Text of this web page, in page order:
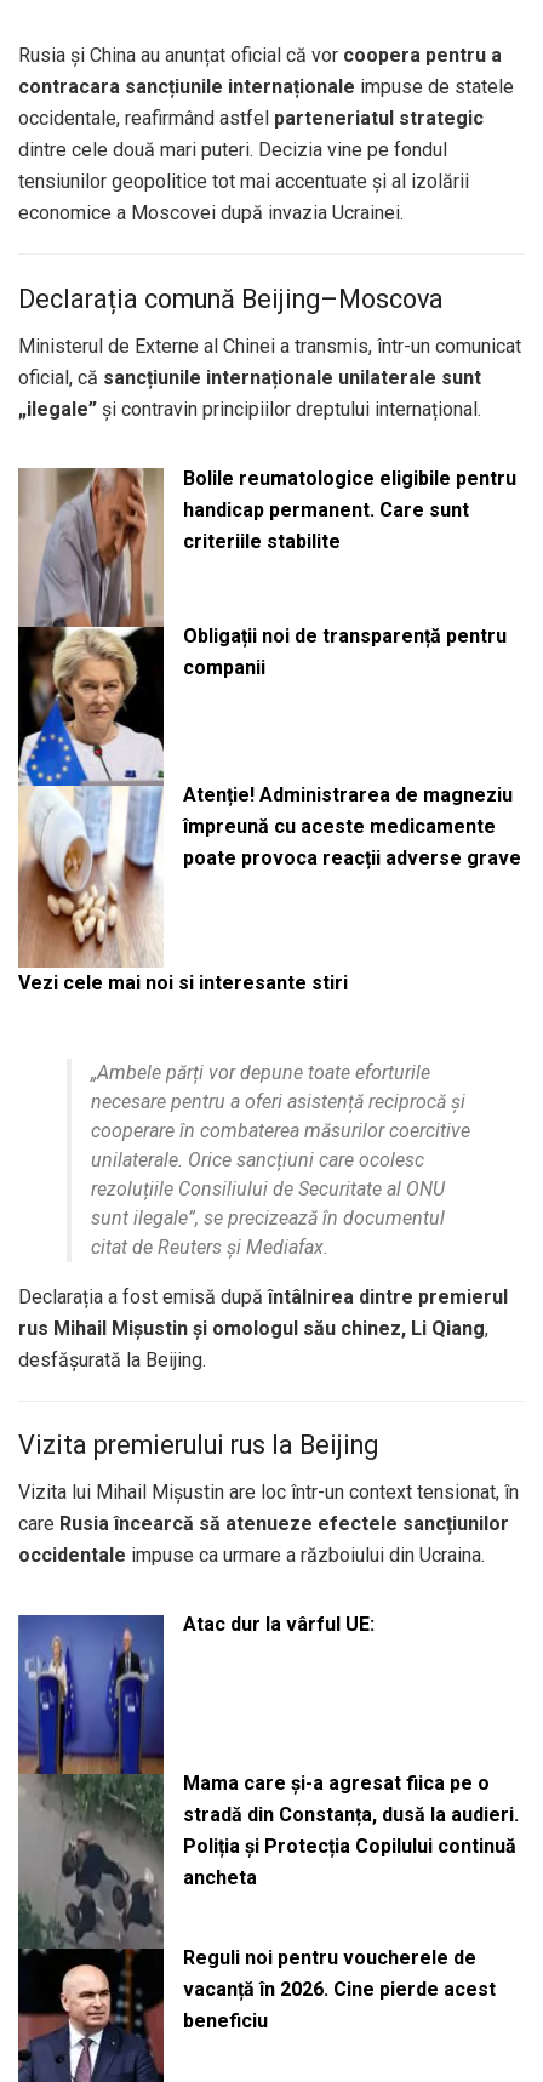
Rusia și China au anunțat oficial că vor coopera pentru a
contracara sancțiunile internaționale impuse de statele
occidentale, reafirmând astfel parteneriatul strategic
dintre cele două mari puteri. Decizia vine pe fondul
tensiunilor geopolitice tot mai accentuate și al izolării
economice a Moscovei după invazia Ucrainei.
Declarația comună Beijing–Moscova
Ministerul de Externe al Chinei a transmis, într-un comunicat
oficial, că sancțiunile internaționale unilaterale sunt
„ilegale” și contravin principiilor dreptului internațional.
Bolile reumatologice eligibile pentru
handicap permanent. Care sunt
criteriile stabilite
Obligații noi de transparență pentru
companii
Atenție! Administrarea de magneziu
împreună cu aceste medicamente
poate provoca reacții adverse grave
Vezi cele mai noi si interesante stiri
„Ambele părți vor depune toate eforturile
necesare pentru a oferi asistență reciprocă și
cooperare în combaterea măsurilor coercitive
unilaterale. Orice sancțiuni care ocolesc
rezoluțiile Consiliului de Securitate al ONU
sunt ilegale”, se precizează în documentul
citat de Reuters și Mediafax.
Declarația a fost emisă dupăîntâlnirea dintre premierul
rus Mihail Mișustin și omologul său chinez, Li Qiang,
desfășurată la Beijing.
Vizita premierului rus la Beijing
Vizita lui Mihail Mișustin are loc într-un context tensionat, în
care Rusia încearcă să atenueze efectele sancțiunilor
occidentale impuse ca urmare a războiului din Ucraina.
Atac dur la vârful UE:
Mama care și-a agresat fiica pe o
stradă din Constanța, dusă la audieri.
Poliția și Protecția Copilului continuă
ancheta
Reguli noi pentru voucherele de
vacanță în 2026. Cine pierde acest
beneficiu